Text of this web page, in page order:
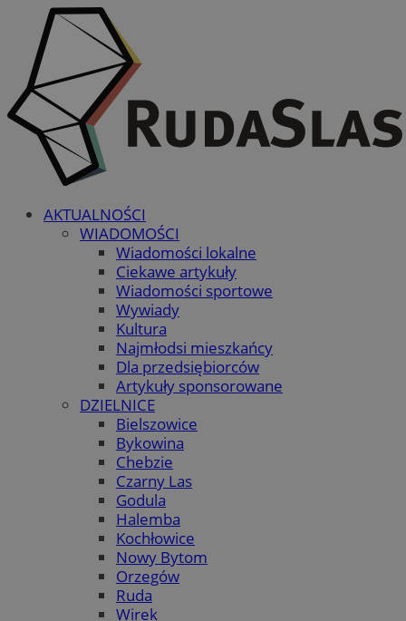
AKTUALNOŚCI
WIADOMOŚCI
Wiadomości lokalne
Ciekawe artykuły
Wiadomości sportowe
Wywiady
Kultura
Najmłodsi mieszkańcy
Dla przedsiębiorców
Artykuły sponsorowane
DZIELNICE
Bielszowice
Bykowina
Chebzie
Czarny Las
Godula
Halemba
Kochłowice
Nowy Bytom
Orzegów
Ruda
Wirek